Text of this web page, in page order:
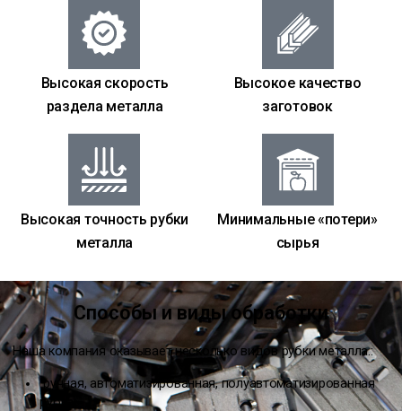
Высокая скорость
раздела металла
Высокое качество
заготовок
Высокая точность рубки
металла
Минимальные «потери»
сырья
Способы и виды обработки
Наша компания оказывает несколько видов рубки металла.:
ручная, автоматизированная, полуавтоматизированная
рубка;